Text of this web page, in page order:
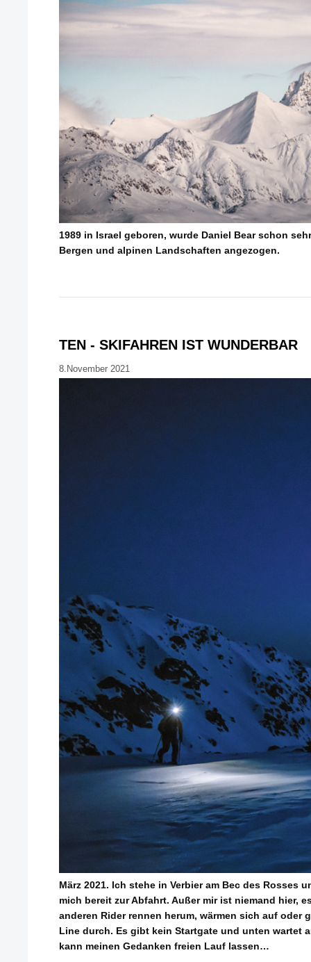
1989 in Israel geboren, wurde Daniel Bear schon
Bergen und alpinen Landschaften angezogen.
TEN - SKIFAHREN IST WUNDERBAR
8.November 2021
März 2021. Ich stehe in Verbier am Bec des Rosses
mich bereit zur Abfahrt. Außer mir ist niemand hier,
anderen Rider rennen herum, wärmen sich auf oder
Line durch. Es gibt kein Startgate und unten wartet
kann meinen Gedanken freien Lauf lassen…